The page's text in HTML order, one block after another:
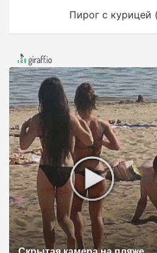
а
ц
и
я
п
о
з
а
п
и
Пирог с курицей